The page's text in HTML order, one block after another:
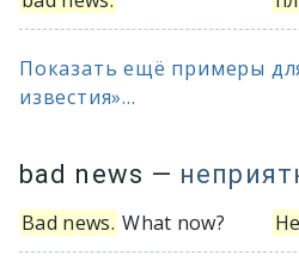
Показать ещё примеры
известия»...
bad news —
Bad news. What now?